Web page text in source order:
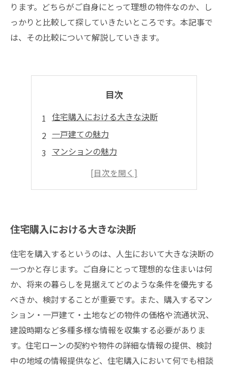
ります。どちらがご自身にとって理想の物件なのか、し
っかりと比較して探していきたいところです。本記事で
は、その比較について解説していきます。
目次
住宅購入における大きな決断
一戸建ての魅力
マンションの魅力
ご自身にあった物件探しのポイント
住宅購入における大きな決断
住宅を購入するというのは、人生において大きな決断の
一つかと存じます。ご自身にとって理想的な住まいは何
か、将来の暮らしを見据えてどのような条件を優先する
べきか、検討することが重要です。また、購入するマン
ション・一戸建て・土地などの物件の価格や流通状況、
建設時期など多種多様な情報を収集する必要がありま
す。住宅ローンの契約や物件の詳細な情報の提供、検討
中の地域の情報提供など、住宅購入において何でも相談